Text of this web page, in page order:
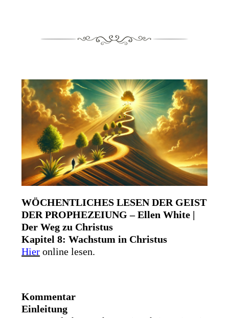
WÖCHENTLICHES LESEN DER GEIST
DER PROPHEZEIUNG – Ellen White |
Der Weg zu Christus
Kapitel 8: Wachstum in Christus
Hier online lesen.
Kommentar
Einleitung